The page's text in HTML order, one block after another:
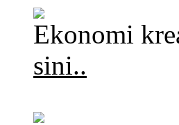
Ekonomi
sini..